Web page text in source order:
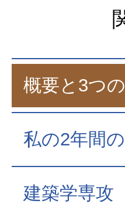
概要と3つ
私の2年間
建築学専攻